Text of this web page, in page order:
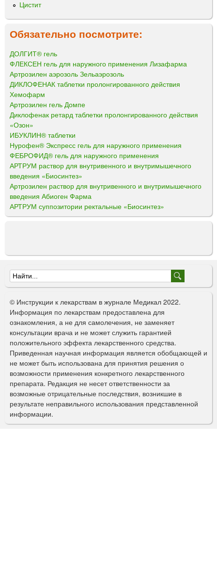
Цистит
Обязательно посмотрите:
ДОЛГИТ® гель
ФЛЕКСЕН гель для наружного применения Лизафарма
Артрозилен аэрозоль Зельаэрозоль
ДИКЛОФЕНАК таблетки пролонгированного действия
Хемофарм
Артрозилен гель Домпе
Диклофенак ретард таблетки пролонгированного действия
«Озон»
ИБУКЛИН® таблетки
Нурофен® Экспресс гель для наружного применения
ФЕБРОФИД® гель для наружного применения
АРТРУМ раствор для внутривенного и внутримышечного
введения «Биосинтез»
Артрозилен раствор для внутривенного и внутримышечного
введения Абиоген Фарма
АРТРУМ суппозитории ректальные «Биосинтез»
Ф
о
р
м
а
п
о
и
с
к
© Инструкции к лекарствам в журнале Медикал 2022.
Информация по лекарствам предоставлена для
ознакомления, а не для самолечения, не заменяет
консультации врача и не может служить гарантией
положительного эффекта лекарственного средства.
Приведенная научная информация является обобщающей и
не может быть использована для принятия решения о
возможности применения конкретного лекарственного
препарата. Редакция не несет ответственности за
возможные отрицательные последствия, возникшие в
результате неправильного использования представленной
информации.